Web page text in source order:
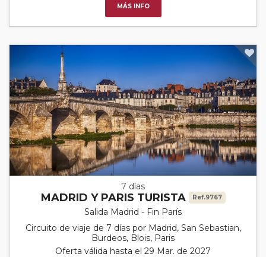
MÁS INFO
7 días
MADRID Y PARIS TURISTA Ref.9767
Salida Madrid - Fin París
Circuito de viaje de 7 días por Madrid, San Sebastian,
Burdeos, Blois, Paris
Oferta válida hasta el 29 Mar. de 2027